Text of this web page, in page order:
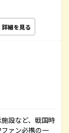
詳細を見る
設など、戦国時
ァン必携の一